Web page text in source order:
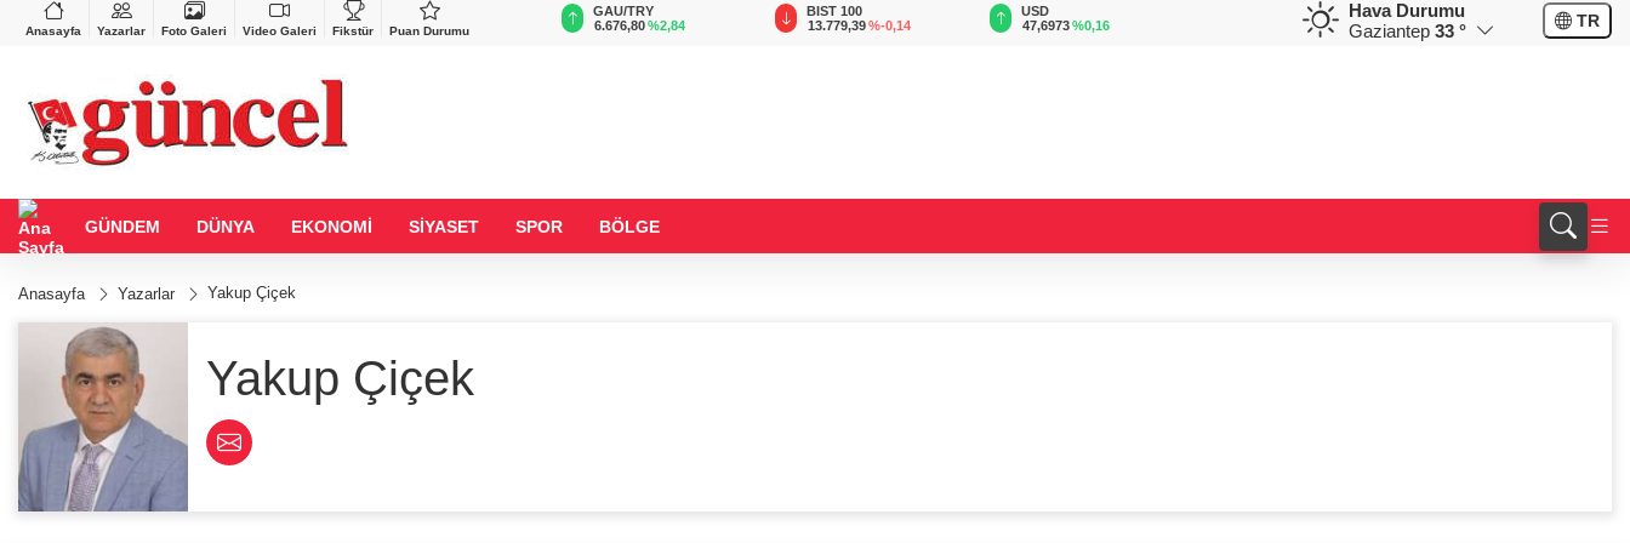
Anasayfa Yazarlar Foto Galeri Video Galeri Fikstür Puan Durumu
%-0,01
BGN
27,9743
%-0,22
0,0018
%0,32
GAU/TRY
6.676,80%2,84
BIST 100
13.779,39%-0,14
USD
47,6973%0,16 %0,29
GBP
64,4189
Hava Durumu
Gaziantep 33 ° TR
GÜNDEM DÜNYA EKONOMİ SİYASET SPOR BÖLGE
Anasayfa Yazarlar Yakup Çiçek
Yakup Çiçek